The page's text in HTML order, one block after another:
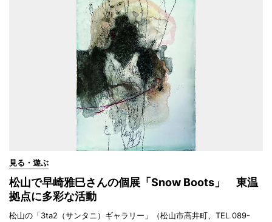
見る・遊ぶ
松山で早崎雅巳さんの個展「Snow Boots」 東温
拠点に多彩な活動
松山の「3ta2（サンタニ）ギャラリー」（松山市高井町、TEL 089-